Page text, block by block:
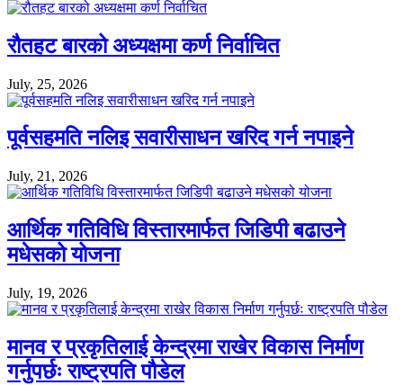
रौतहट बारको अध्यक्षमा कर्ण निर्वाचित
July, 25, 2026
पूर्वसहमति नलिइ सवारीसाधन खरिद गर्न नपाइने
July, 21, 2026
आर्थिक गतिविधि विस्तारमार्फत जिडिपी बढाउने
मधेसको योजना
July, 19, 2026
मानव र प्रकृतिलाई केन्द्रमा राखेर विकास निर्माण
गर्नुपर्छः राष्ट्रपति पौडेल